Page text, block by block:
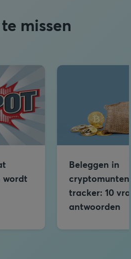
missen
wordt
Beleggen in
tracker: 10
antwoorden